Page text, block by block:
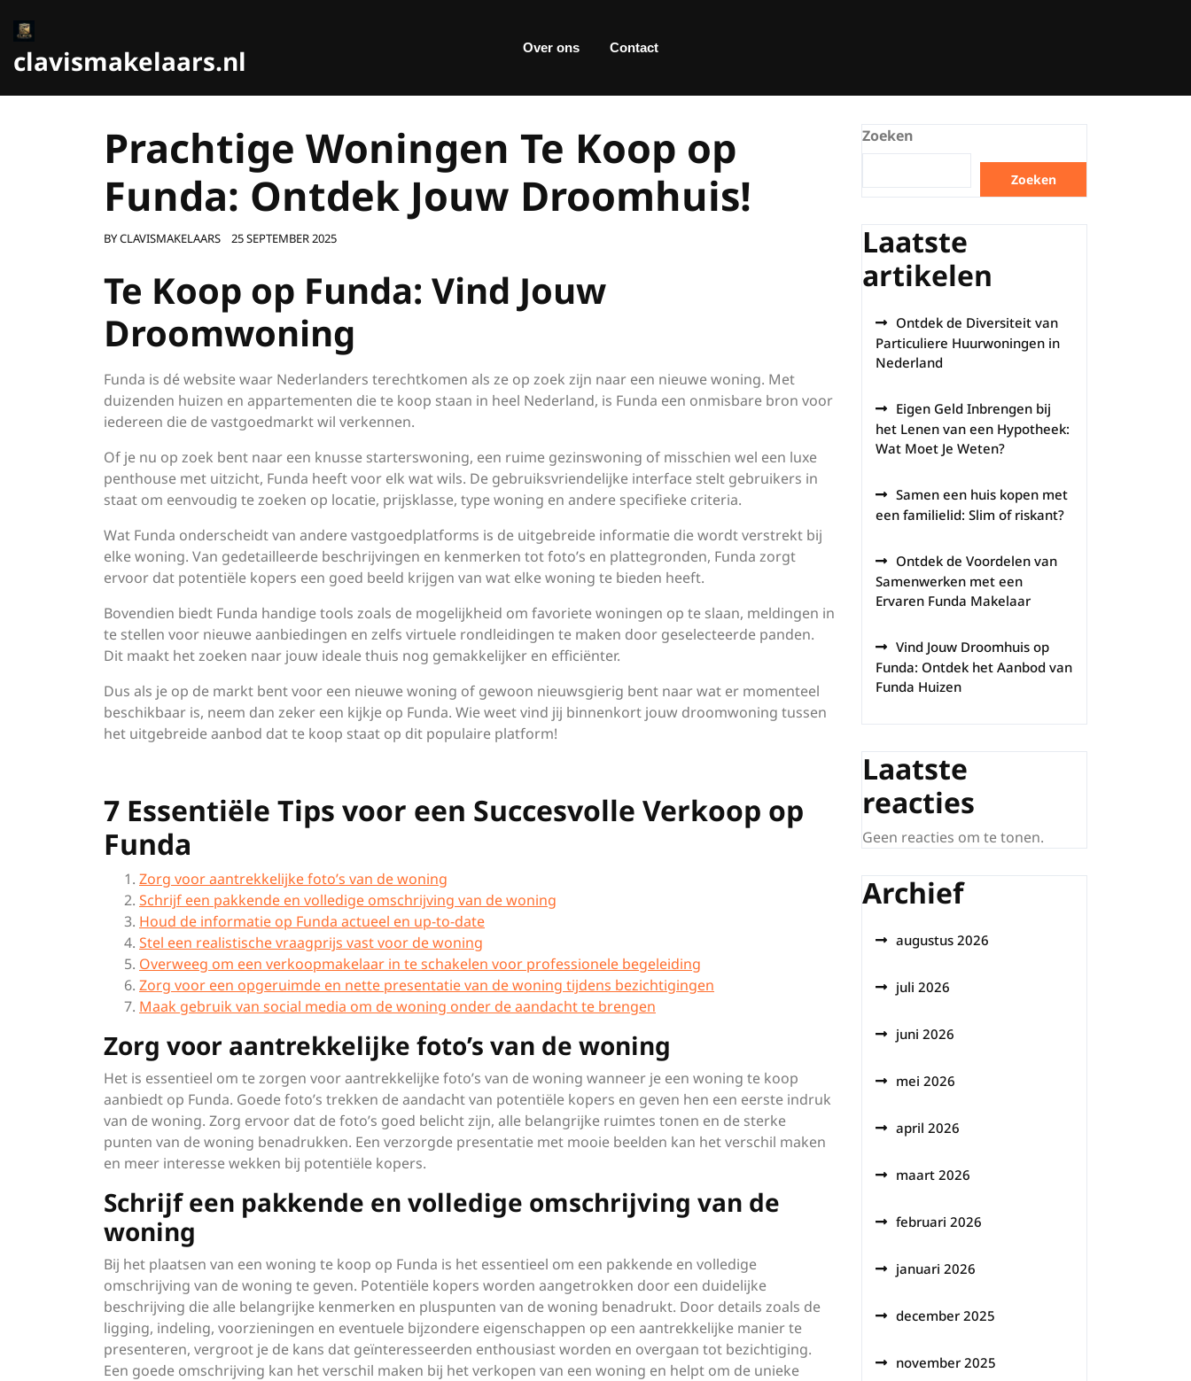
naar
inhoud
clavismakelaars.nl Over ons Contact
Prachtige Woningen Te Koop op
Funda: Ontdek Jouw Droomhuis!
BYCLAVISMAKELAARS 25 SEPTEMBER 2025
Te Koop op Funda: Vind Jouw
Droomwoning
Funda is dé website waar Nederlanders terechtkomen als ze op zoek zijn naar een nieuwe woning. Met
duizenden huizen en appartementen die te koop staan in heel Nederland, is Funda een onmisbare bron voor
iedereen die de vastgoedmarkt wil verkennen.
Of je nu op zoek bent naar een knusse starterswoning, een ruime gezinswoning of misschien wel een luxe
penthouse met uitzicht, Funda heeft voor elk wat wils. De gebruiksvriendelijke interface stelt gebruikers in
staat om eenvoudig te zoeken op locatie, prijsklasse, type woning en andere specifieke criteria.
Wat Funda onderscheidt van andere vastgoedplatforms is de uitgebreide informatie die wordt verstrekt bij
elke woning. Van gedetailleerde beschrijvingen en kenmerken tot foto’s en plattegronden, Funda zorgt
ervoor dat potentiële kopers een goed beeld krijgen van wat elke woning te bieden heeft.
Bovendien biedt Funda handige tools zoals de mogelijkheid om favoriete woningen op te slaan, meldingen in
te stellen voor nieuwe aanbiedingen en zelfs virtuele rondleidingen te maken door geselecteerde panden.
Dit maakt het zoeken naar jouw ideale thuis nog gemakkelijker en efficiënter.
Dus als je op de markt bent voor een nieuwe woning of gewoon nieuwsgierig bent naar wat er momenteel
beschikbaar is, neem dan zeker een kijkje op Funda. Wie weet vind jij binnenkort jouw droomwoning tussen
het uitgebreide aanbod dat te koop staat op dit populaire platform!
7 Essentiële Tips voor een Succesvolle Verkoop op
Funda
Zorg voor aantrekkelijke foto’s van de woning
Schrijf een pakkende en volledige omschrijving van de woning
Houd de informatie op Funda actueel en up-to-date
Stel een realistische vraagprijs vast voor de woning
Overweeg om een verkoopmakelaar in te schakelen voor professionele begeleiding
Zorg voor een opgeruimde en nette presentatie van de woning tijdens bezichtigingen
Maak gebruik van social media om de woning onder de aandacht te brengen
Zorg voor aantrekkelijke foto’s van de woning
Het is essentieel om te zorgen voor aantrekkelijke foto’s van de woning wanneer je een woning te koop
aanbiedt op Funda. Goede foto’s trekken de aandacht van potentiële kopers en geven hen een eerste indruk
van de woning. Zorg ervoor dat de foto’s goed belicht zijn, alle belangrijke ruimtes tonen en de sterke
punten van de woning benadrukken. Een verzorgde presentatie met mooie beelden kan het verschil maken
en meer interesse wekken bij potentiële kopers.
Schrijf een pakkende en volledige omschrijving van de
woning
Bij het plaatsen van een woning te koop op Funda is het essentieel om een pakkende en volledige
omschrijving van de woning te geven. Potentiële kopers worden aangetrokken door een duidelijke
beschrijving die alle belangrijke kenmerken en pluspunten van de woning benadrukt. Door details zoals de
ligging, indeling, voorzieningen en eventuele bijzondere eigenschappen op een aantrekkelijke manier te
presenteren, vergroot je de kans dat geïnteresseerden enthousiast worden en overgaan tot bezichtiging.
Een goede omschrijving kan het verschil maken bij het verkopen van een woning en helpt om de unieke
Zoeken
Zoeken
Laatste
artikelen
Ontdek de Diversiteit van
Particuliere Huurwoningen in
Nederland
Eigen Geld Inbrengen bij
het Lenen van een Hypotheek:
Wat Moet Je Weten?
Samen een huis kopen met
een familielid: Slim of riskant?
Ontdek de Voordelen van
Samenwerken met een
Ervaren Funda Makelaar
Vind Jouw Droomhuis op
Funda: Ontdek het Aanbod van
Funda Huizen
Laatste
reacties
Geen reacties om te tonen.
Archief
augustus 2026
juli 2026
juni 2026
mei 2026
april 2026
maart 2026
februari 2026
januari 2026
december 2025
november 2025